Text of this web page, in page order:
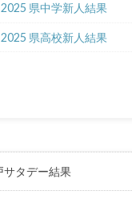
2025 県中学新人結果
2025 県高校新人結果
サタデー結果